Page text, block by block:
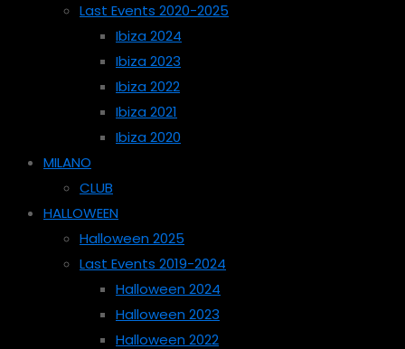
Last Events 2020-2025
Ibiza 2024
Ibiza 2023
Ibiza 2022
Ibiza 2021
Ibiza 2020
MILANO
CLUB
HALLOWEEN
Halloween 2025
Last Events 2019-2024
Halloween 2024
Halloween 2023
Halloween 2022